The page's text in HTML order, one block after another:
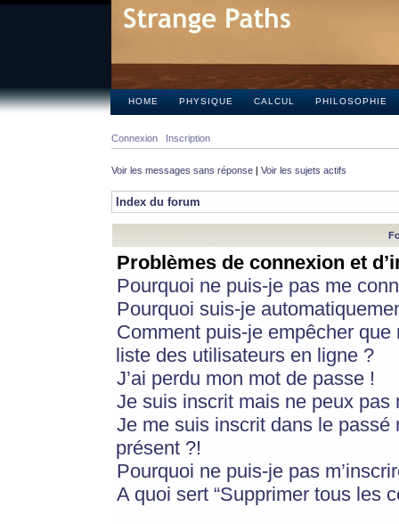
HOME PHYSIQUE CALCUL PHILOSOPHIE
Connexion Inscription
Voir les messages sans réponse | Voir les sujets actifs
Index du forum
Problèmes de connexion et
Pourquoi ne puis-je pas me
Pourquoi suis-je
Comment puis-je empêcher
liste des utilisateurs en ligne ?
J’ai perdu mon mot de passe !
Je suis inscrit mais ne peux pas
Je me suis inscrit dans le
présent ?!
Pourquoi ne puis-je pas
A quoi sert “Supprimer tous les